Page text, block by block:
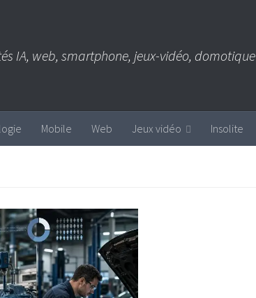
IA, web, smartphone, jeux-vidéo, domotique
Mobile Web Jeux vidéo Insolite